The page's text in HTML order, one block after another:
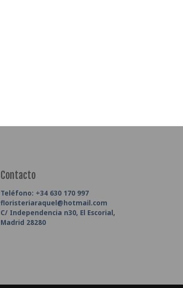
Contacto
Teléfono: +34 630 170 997
floristeriaraquel@hotmail.com
C/ Independencia n30, El Escorial,
Madrid 28280